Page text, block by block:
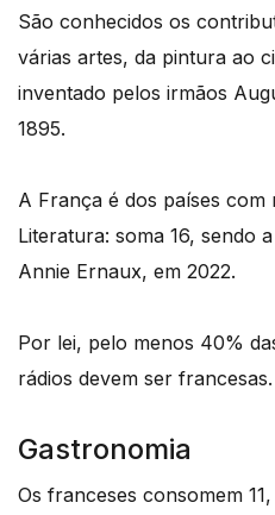
São conhecidos os
várias artes, da pintura ao
inventado pelos irmãos
1895.
A França é dos países com
Literatura: soma 16, sendo
Annie Ernaux, em 2022.
Por lei, pelo menos 40%
rádios devem ser francesas.
Gastronomia
Os franceses consomem